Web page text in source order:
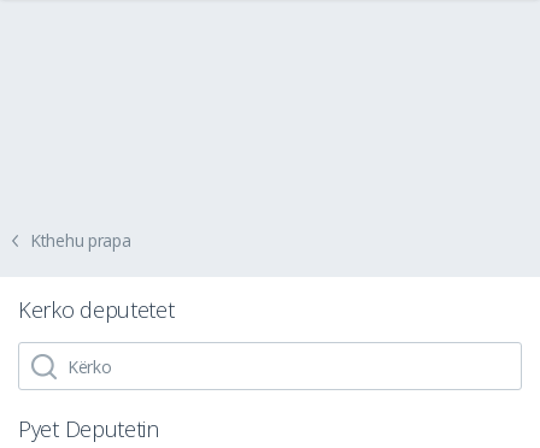
Kthehu prapa
Kerko deputetet
Pyet Deputetin